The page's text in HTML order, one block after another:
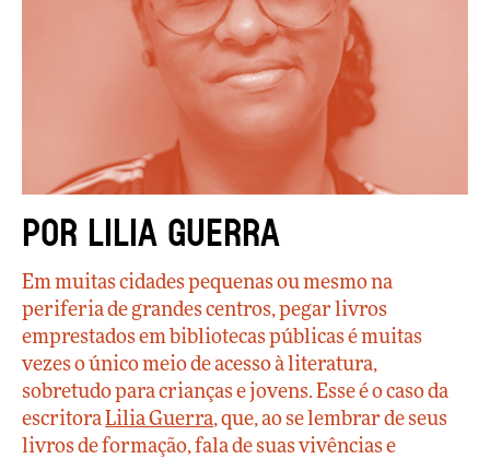
Por Lilia Guerra
Em muitas cidades pequenas ou mesmo na
periferia de grandes centros, pegar livros
emprestados em bibliotecas públicas é muitas
vezes o único meio de acesso à literatura,
sobretudo para crianças e jovens. Esse é o caso da
escritoraLilia Guerra, que, ao se lembrar de seus
livros de formação, fala de suas vivências e